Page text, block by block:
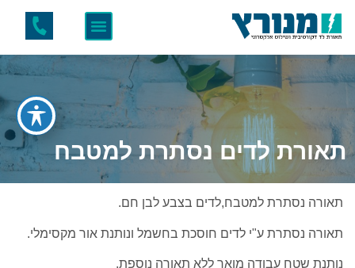
תאורת לדים נסתרת למטבח
תאורה נסתרת למטבח,לדים בצבע לבן חם.
תאורה נסתרת ע"י לדים חוסכת בחשמל ונותנת אור מקסימלי.
נותנת שטח עבודה מואר ללא תאורה נוספת.